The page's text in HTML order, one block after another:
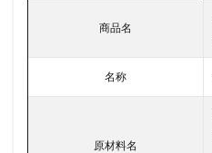
商品名
名称
原材料名